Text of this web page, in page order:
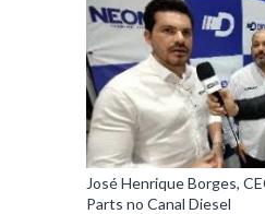
José Henrique Borges,
Parts no Canal Diesel